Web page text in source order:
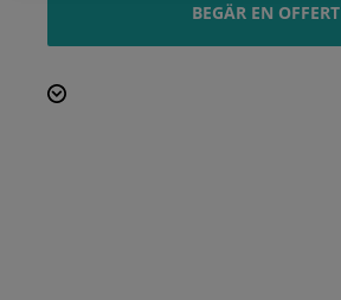
BEGÄR EN OFFERT